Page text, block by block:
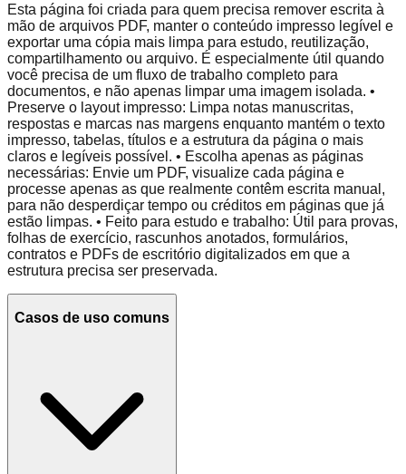
Esta página foi criada para quem precisa remover escrita à
mão de arquivos PDF, manter o conteúdo impresso legível e
exportar uma cópia mais limpa para estudo, reutilização,
compartilhamento ou arquivo. É especialmente útil quando
você precisa de um fluxo de trabalho completo para
documentos, e não apenas limpar uma imagem isolada. •
Preserve o layout impresso: Limpa notas manuscritas,
respostas e marcas nas margens enquanto mantém o texto
impresso, tabelas, títulos e a estrutura da página o mais
claros e legíveis possível. • Escolha apenas as páginas
necessárias: Envie um PDF, visualize cada página e
processe apenas as que realmente contêm escrita manual,
para não desperdiçar tempo ou créditos em páginas que já
estão limpas. • Feito para estudo e trabalho: Útil para provas,
folhas de exercício, rascunhos anotados, formulários,
contratos e PDFs de escritório digitalizados em que a
estrutura precisa ser preservada.
Casos de uso comuns